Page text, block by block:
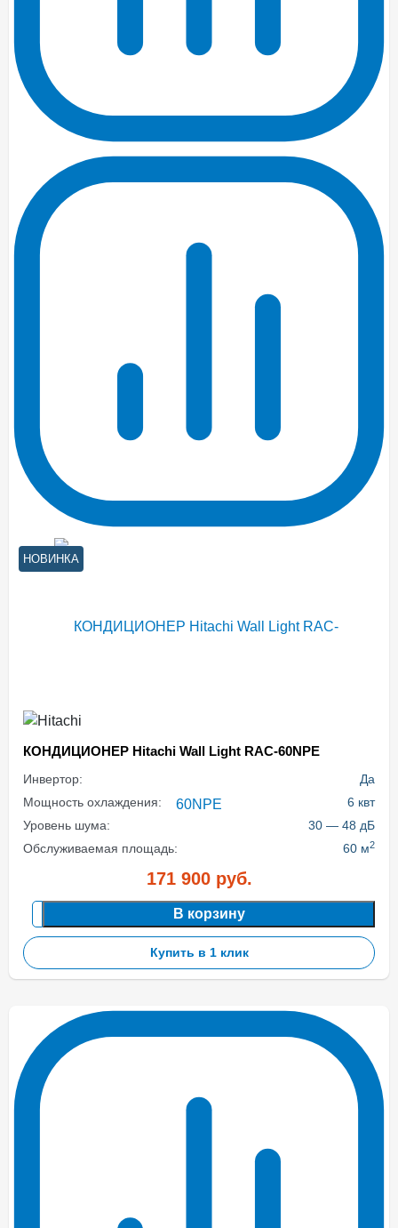
НОВИНКА
КОНДИЦИОНЕР Hitachi Wall Light RAC-60NPE
Инвертор:
Да
Мощность охлаждения:
6 квт
Уровень шума:
30 — 48 дБ
Обслуживаемая площадь:
60 м2
171 900руб.
В корзину
Купить в 1 клик